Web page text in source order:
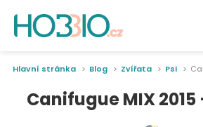
Hlavní stránka Blog Zvířata Psi
Canifugue MIX 2015